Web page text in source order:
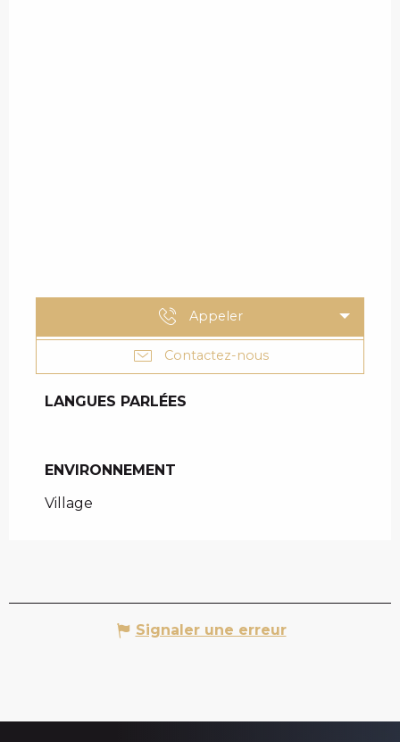
Appeler
Contactez-nous
LANGUES PARLÉES
LANGUES PARLÉES
ENVIRONNEMENT
ENVIRONNEMENT
Village
Signaler une erreur